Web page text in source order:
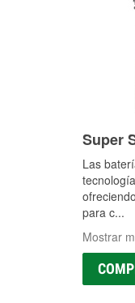
Super
Las
para c...
Mostrar